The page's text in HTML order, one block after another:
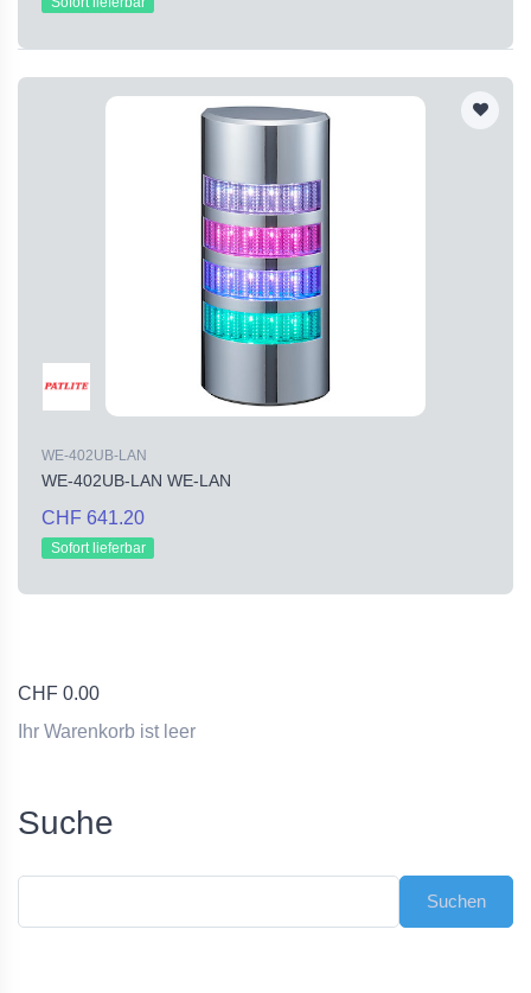
WE-402UB-LAN
WE-402UB-LAN WE-LAN
CHF 641.20
Sofort lieferbar
CHF 0.00
Ihr Warenkorb ist leer
Suche